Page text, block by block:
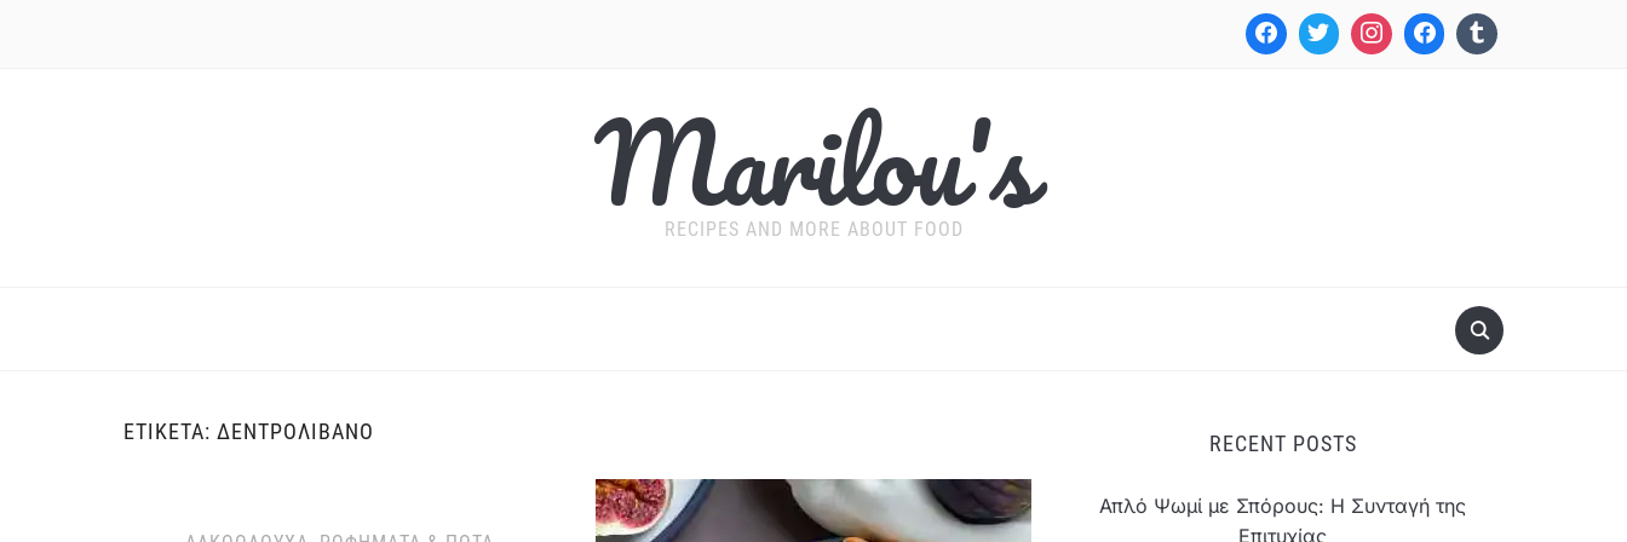
Marilou's
RECIPES AND MORE ABOUT FOOD
ΕΤΙΚΈΤΑ: ΔΕΝΤΡΟΛΊΒΑΝΟ RECENT POSTS
Απλό Ψωμί με Σπόρους: Η Συνταγή της
Επιτυχίας